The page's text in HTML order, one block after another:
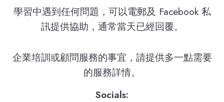
學習中遇到任何問題，可以電郵及 Facebook 私
訊提供協助，通常當天已經回覆。
企業培訓或顧問服務的事宜，請提供多一點需要
的服務詳情。
Socials: